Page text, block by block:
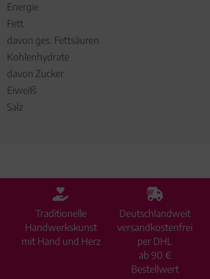
Energie
Fett
davon ges. Fettsäuren
Kohlenhydrate
davon Zucker
Eiweiß
Salz
Traditionelle
Handwerkskunst
mit Hand und Herz
Deutschlandweit
versandkostenfrei
per DHL
ab 90 €
Bestellwert